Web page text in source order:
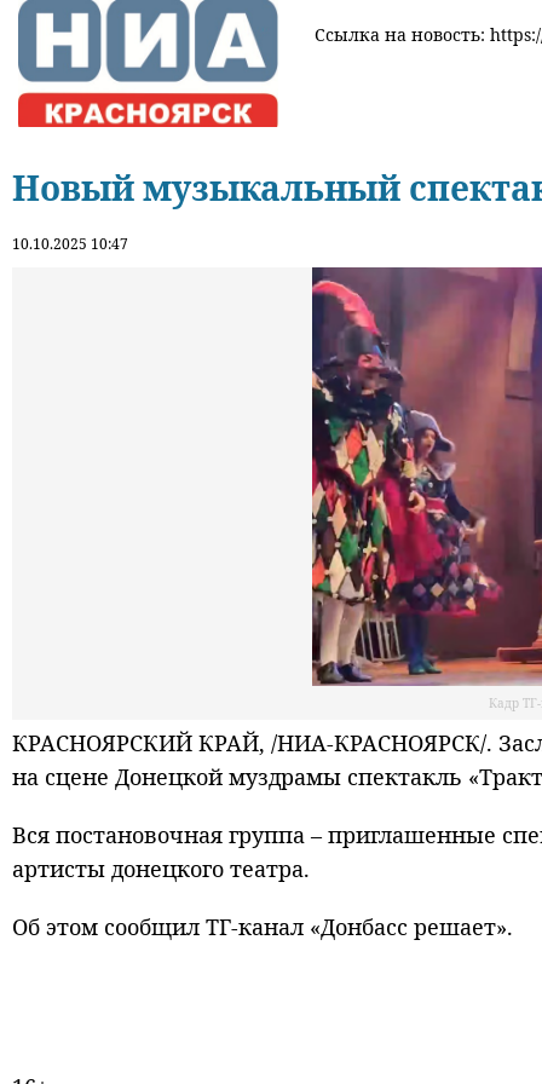
Ссылка на новость:
Новый музыкальный
10.10.2025 10:47
Кадр
КРАСНОЯРСКИЙ КРАЙ, /НИА-КРАСНОЯРСК/.
на сцене Донецкой муздрамы спектакль
Вся постановочная группа – приглашенные
артисты донецкого театра.
Об этом сообщил ТГ-канал «Донбасс решает».